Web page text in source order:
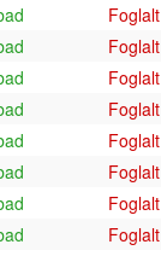
Foglalt
Foglalt
Foglalt
Foglalt
Foglalt
Foglalt
Foglalt
Foglalt